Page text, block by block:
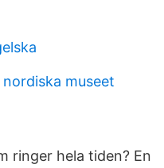
museet
ringer hela tiden? En